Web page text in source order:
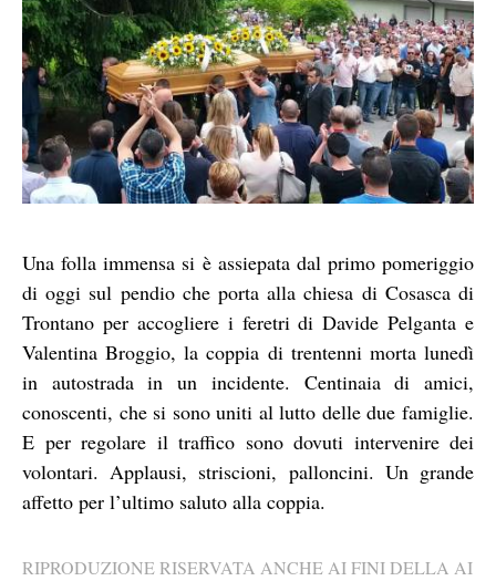
Una folla immensa si è assiepata dal primo pomeriggio
di oggi sul pendio che porta alla chiesa di Cosasca di
Trontano per accogliere i feretri di Davide Pelganta e
Valentina Broggio, la coppia di trentenni morta lunedì
in autostrada in un incidente. Centinaia di amici,
conoscenti, che si sono uniti al lutto delle due famiglie.
E per regolare il traffico sono dovuti intervenire dei
volontari. Applausi, striscioni, palloncini. Un grande
affetto per l’ultimo saluto alla coppia.
RIPRODUZIONE RISERVATA ANCHE AI FINI DELLA AI